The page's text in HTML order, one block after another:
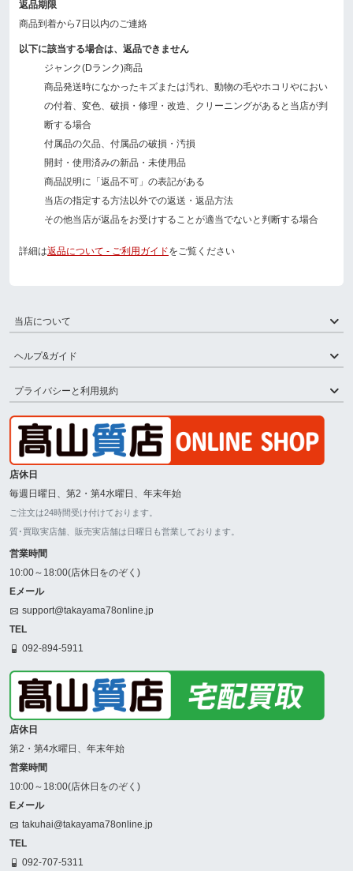
返品期限
商品到着から7日以内のご連絡
以下に該当する場合は、返品できません
ジャンク(Dランク)商品
商品発送時になかったキズまたは汚れ、動物の毛やホコリやにおい
の付着、変色、破損・修理・改造、クリーニングがあると当店が判
断する場合
付属品の欠品、付属品の破損・汚損
開封・使用済みの新品・未使用品
商品説明に「返品不可」の表記がある
当店の指定する方法以外での返送・返品方法
その他当店が返品をお受けすることが適当でないと判断する場合
詳細は返品について - ご利用ガイドをご覧ください
当店について
ヘルプ&ガイド
プライバシーと利用規約
店休日
毎週日曜日、第2・第4水曜日、年末年始
ご注文は24時間受け付けております。
質･買取実店舗、販売実店舗は日曜日も営業しております。
営業時間
10:00～18:00(店休日をのぞく)
Eメール
support@takayama78online.jp
TEL
092-894-5911
店休日
第2・第4水曜日、年末年始
営業時間
10:00～18:00(店休日をのぞく)
Eメール
takuhai@takayama78online.jp
TEL
092-707-5311